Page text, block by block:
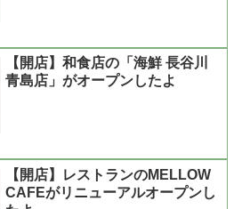
【開店】和食店の「海鮮 長谷川
青島店」がオープンしたよ
【開店】レストランのMELLOW
CAFEがリニューアルオープンし